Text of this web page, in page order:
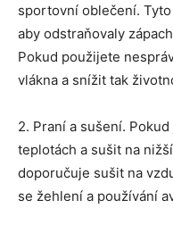
sportovní oblečení.
aby odstraňovaly
Pokud použijete
vlákna a snížit tak
2. Praní a sušení.
teplotách a sušit na
doporučuje sušit na
se žehlení a používání